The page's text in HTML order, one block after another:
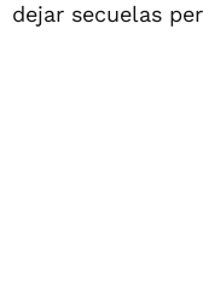
dejar secuelas